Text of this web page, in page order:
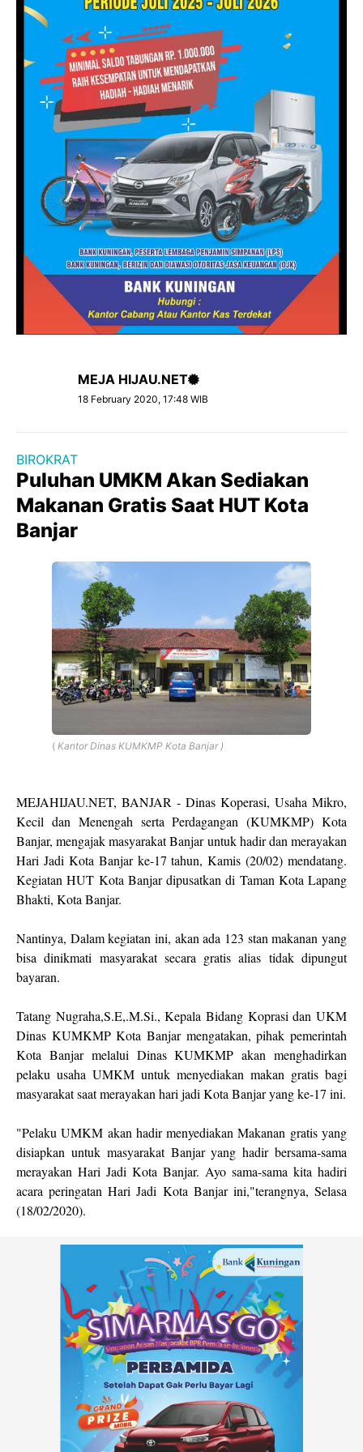
MEJA HIJAU.NET
18 February 2020, 17:48 WIB
BIROKRAT
Puluhan UMKM Akan Sediakan
Makanan Gratis Saat HUT Kota
Banjar
( Kantor Dinas KUMKMP Kota Banjar )
MEJAHIJAU.NET, BANJAR - Dinas Koperasi, Usaha Mikro,
Kecil dan Menengah serta Perdagangan (KUMKMP) Kota
Banjar, mengajak masyarakat Banjar untuk hadir dan merayakan
Hari Jadi Kota Banjar ke-17 tahun, Kamis (20/02) mendatang.
Kegiatan HUT Kota Banjar dipusatkan di Taman Kota Lapang
Bhakti, Kota Banjar.
Nantinya, Dalam kegiatan ini, akan ada 123 stan makanan yang
bisa dinikmati masyarakat secara gratis alias tidak dipungut
bayaran.
Tatang Nugraha,S.E,.M.Si., Kepala Bidang Koprasi dan UKM
Dinas KUMKMP Kota Banjar mengatakan, pihak pemerintah
Kota Banjar melalui Dinas KUMKMP akan menghadirkan
pelaku usaha UMKM untuk menyediakan makan gratis bagi
masyarakat saat merayakan hari jadi Kota Banjar yang ke-17 ini.
"Pelaku UMKM akan hadir menyediakan Makanan gratis yang
disiapkan untuk masyarakat Banjar yang hadir bersama-sama
merayakan Hari Jadi Kota Banjar. Ayo sama-sama kita hadiri
acara peringatan Hari Jadi Kota Banjar ini,"terangnya, Selasa
(18/02/2020).